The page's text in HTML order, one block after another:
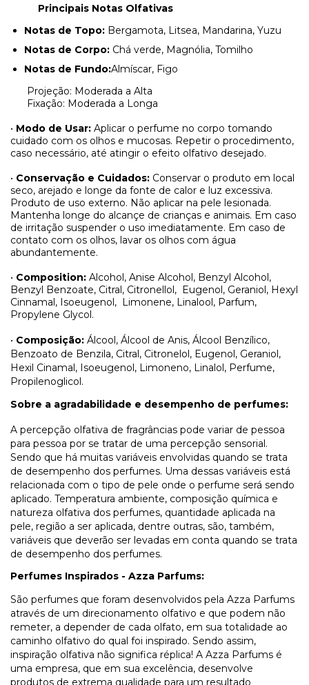
Principais Notas Olfativas
Notas de Topo: Bergamota, Litsea, Mandarina, Yuzu
Notas de Corpo: Chá verde, Magnólia, Tomilho
Notas de Fundo:Almíscar, Figo
Projeção: Moderada a Alta
Fixação: Moderada a Longa
• Modo de Usar: Aplicar o perfume no corpo tomando
cuidado com os olhos e mucosas. Repetir o procedimento,
caso necessário, até atingir o efeito olfativo desejado.
• Conservação e Cuidados: Conservar o produto em local
seco, arejado e longe da fonte de calor e luz excessiva.
Produto de uso externo. Não aplicar na pele lesionada.
Mantenha longe do alcançe de crianças e animais. Em caso
de irritação suspender o uso imediatamente. Em caso de
contato com os olhos, lavar os olhos com água
abundantemente.
• Composition: Alcohol, Anise Alcohol, Benzyl Alcohol,
Benzyl Benzoate, Citral, Citronellol,
Eugenol, Geraniol, Hexyl
Cinnamal, Isoeugenol,
Limonene, Linalool, Parfum,
Propylene Glycol.
• Composição: Álcool, Álcool de Anis, Álcool Benzílico,
Benzoato de Benzila, Citral, Citronelol, Eugenol, Geraniol,
Hexil Cinamal, Isoeugenol, Limoneno, Linalol, Perfume,
Propilenoglicol.
Sobre a agradabilidade e desempenho de perfumes:
A percepção olfativa de fragrâncias pode variar de pessoa
para pessoa por se tratar de uma percepção sensorial.
Sendo que há muitas variáveis envolvidas quando se trata
de desempenho dos perfumes. Uma dessas variáveis está
relacionada com o tipo de pele onde o perfume será sendo
aplicado. Temperatura ambiente, composição química e
natureza olfativa dos perfumes, quantidade aplicada na
pele, região a ser aplicada, dentre outras, são, também,
variáveis que deverão ser levadas em conta quando se trata
de desempenho dos perfumes.
Perfumes Inspirados - Azza Parfums:
São perfumes que foram desenvolvidos pela Azza Parfums
através de um direcionamento olfativo e que podem não
remeter, a depender de cada olfato, em sua totalidade ao
caminho olfativo do qual foi inspirado. Sendo assim,
inspiração olfativa não significa réplica! A Azza Parfums é
uma empresa, que em sua excelência, desenvolve
produtos de extrema qualidade para um resultado